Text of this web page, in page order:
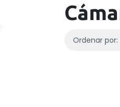
Ordenar por: